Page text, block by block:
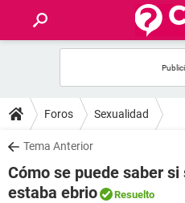
FOROS
SALUD
FAMILIA
Foros Sexualidad
Tema Anterior
Cómo se puede saber
estaba ebrio
Resuelto